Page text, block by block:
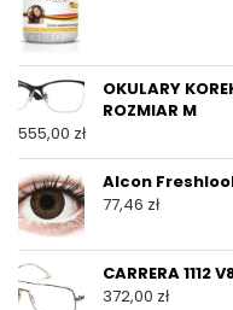
OKULARY
ROZMIAR M
555,00 zł
Alcon
77,46 zł
CARRERA 1112
372,00 zł